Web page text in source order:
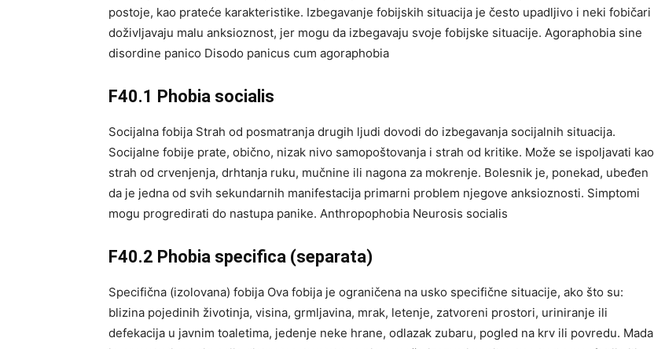
postoje, kao prateće karakteristike. Izbegavanje fobijskih situacija je često upadljivo i neki fobičari
doživljavaju malu anksioznost, jer mogu da izbegavaju svoje fobijske situacije. Agoraphobia sine
disordine panico Disodo panicus cum agoraphobia
F40.1 Phobia socialis
Socijalna fobija Strah od posmatranja drugih ljudi dovodi do izbegavanja socijalnih situacija.
Socijalne fobije prate, obično, nizak nivo samopoštovanja i strah od kritike. Može se ispoljavati kao
strah od crvenjenja, drhtanja ruku, mučnine ili nagona za mokrenje. Bolesnik je, ponekad, ubeđen
da je jedna od svih sekundarnih manifestacija primarni problem njegove anksioznosti. Simptomi
mogu progredirati do nastupa panike. Anthropophobia Neurosis socialis
F40.2 Phobia specifica (separata)
Specifična (izolovana) fobija Ova fobija je ograničena na usko specifične situacije, ako što su:
blizina pojedinih životinja, visina, grmljavina, mrak, letenje, zatvoreni prostori, uriniranje ili
defekacija u javnim toaletima, jedenje neke hrane, odlazak zubaru, pogled na krv ili povredu. Mada